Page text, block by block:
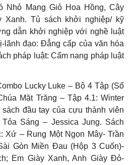
Nhỏ Mang Giỏ Hoa Hồng, Cây
Xanh. Tủ sách khởi nghiệp/ kỹ
dẫn khởi nghiệp với nghề luật
lãnh đạo: Đẳng cấp của văn hóa
pháp luật: Cẩm nang pháp luật
Lucky Luke – Bộ 4 Tập (Số
Mặt Trăng – Tập 4.1: Winter
sách đầu tay của cựu thành viên
Sáng – Jessica Jung. Sách
Xứ – Rung Một Ngọn Mây- Trần
Gòn Miền Đau (Hộp 3 Cuốn)-
Em Giày Xanh, Anh Giày Đỏ-